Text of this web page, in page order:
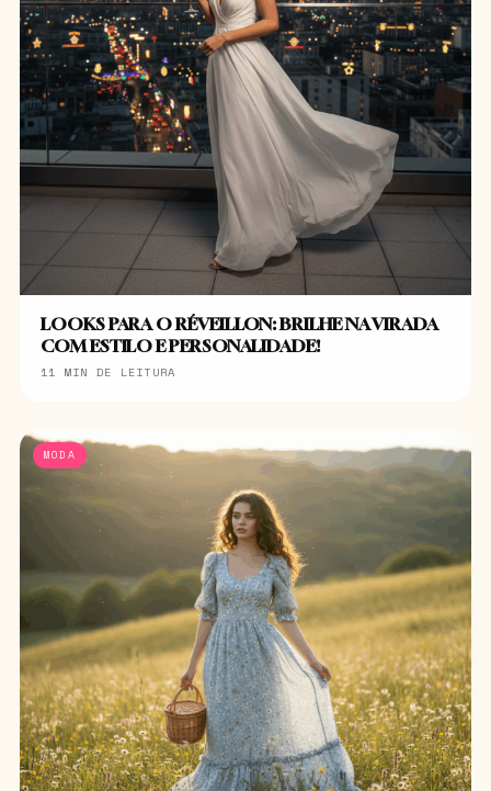
LOOKS PARA O RÉVEILLON: BRILHE NA VIRADA
COM ESTILO E PERSONALIDADE!
11 MIN DE LEITURA
MODA